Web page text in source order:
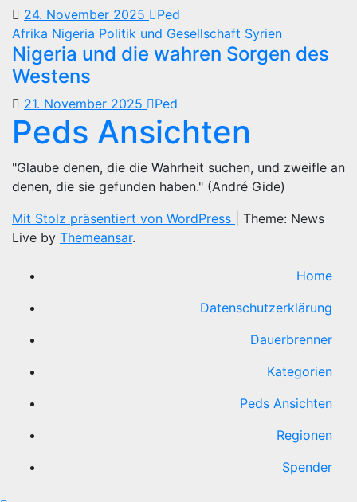
24. November 2025
Ped
Afrika Nigeria Politik und Gesellschaft Syrien
Nigeria und die wahren Sorgen des
Westens
21. November 2025 Ped
Peds Ansichten
"Glaube denen, die die Wahrheit suchen, und zweifle an
denen, die sie gefunden haben." (André Gide)
Mit Stolz präsentiert von WordPress
Theme: News
Live by Themeansar.
Home
Datenschutzerklärung
Dauerbrenner
Kategorien
Peds Ansichten
Regionen
Spender